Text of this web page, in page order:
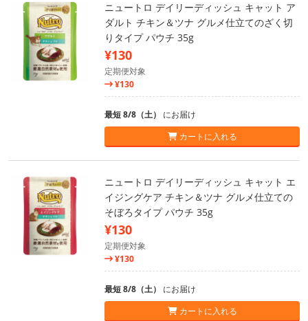
ニュートロ デイリーディッシュ キャット ア
ダルト チキン＆ツナ グルメ仕立てのざく切
りタイプ パウチ 35g
¥130
定期便対象
¥130
最短 8/8（土） にお届け
カートに入れる
ニュートロ デイリーディッシュ キャット エ
イジングケア チキン＆ツナ グルメ仕立ての
そぼろタイプ パウチ 35g
¥130
定期便対象
¥130
最短 8/8（土） にお届け
カートに入れる